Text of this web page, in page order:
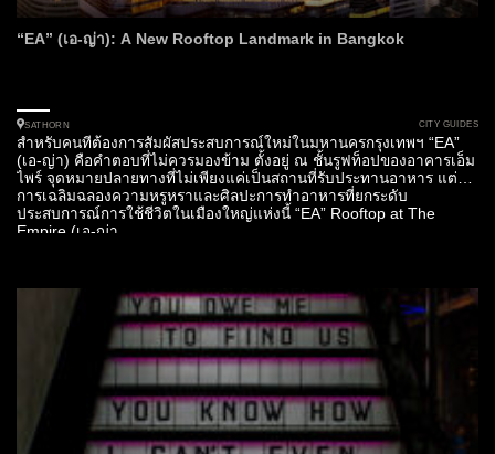
“EA” (เอ-ญ่า): A New Rooftop Landmark in Bangkok
SATHORN CITY GUIDES
สำหรับคนที่ต้องการสัมผัสประสบการณ์ใหม่ในมหานครกรุงเทพฯ “EA”
(เอ-ญ่า) คือคำตอบที่ไม่ควรมองข้าม ตั้งอยู่ ณ ชั้นรูฟท็อปของอาคารเอ็ม
ไพร์ จุดหมายปลายทางที่ไม่เพียงแค่เป็นสถานที่รับประทานอาหาร แต่คือ
การเฉลิมฉลองความหรูหราและศิลปะการทำอาหารที่ยกระดับ
ประสบการณ์การใช้ชีวิตในเมืองใหญ่แห่งนี้ “EA” Rooftop at The
Empire (เอ-ญ่า...